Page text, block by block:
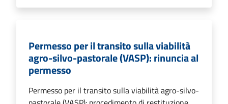
Permesso per il transito sulla viabilità
agro-silvo-pastorale (VASP): rinuncia al
permesso
Permesso per il transito sulla viabilità agro-silvo-